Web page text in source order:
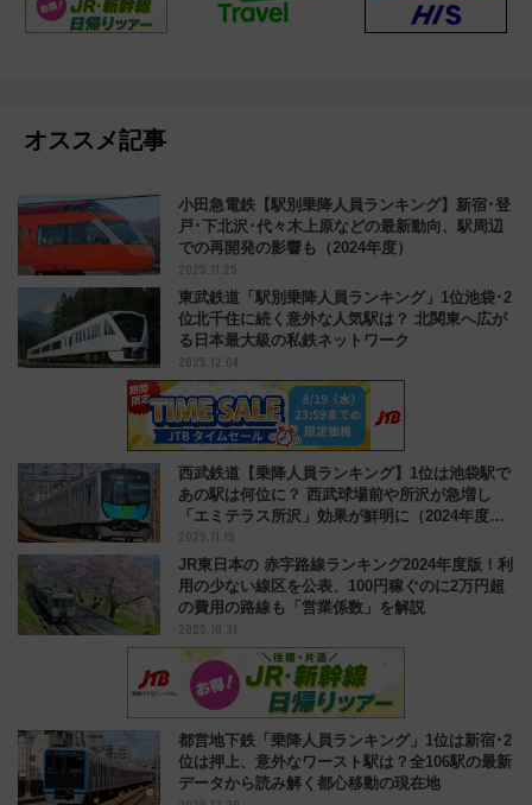
オススメ記事
小田急電鉄【駅別乗降人員ランキング】新宿･登
戸･下北沢･代々木上原などの最新動向、駅周辺
での再開発の影響も（2024年度）
2025.11.25
東武鉄道「駅別乗降人員ランキング」1位池袋･2
位北千住に続く意外な人気駅は？ 北関東へ広が
る日本最大級の私鉄ネットワーク
2025.12.04
西武鉄道【乗降人員ランキング】1位は池袋駅で
あの駅は何位に？ 西武球場前や所沢が急増し
「エミテラス所沢」効果が鮮明に（2024年度
版）
2025.11.19
JR東日本の 赤字路線ランキング2024年度版！利
用の少ない線区を公表、100円稼ぐのに2万円超
の費用の路線も「営業係数」を解説
2025.10.31
都営地下鉄「乗降人員ランキング」1位は新宿･2
位は押上、意外なワースト駅は？全106駅の最新
データから読み解く都心移動の現在地